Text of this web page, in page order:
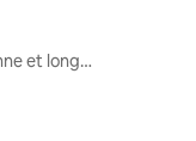
Locations moyenne et longue durée